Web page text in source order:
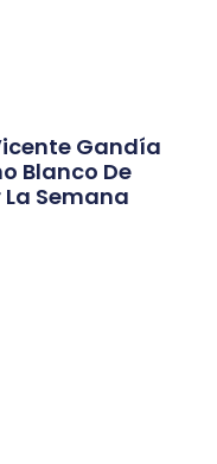
Gandía
Blanco De
Semana